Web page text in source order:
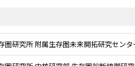
圏研究所 附属生存圏未来開拓研究セン